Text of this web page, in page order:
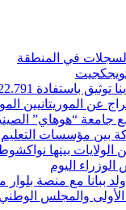
في المنطقة
باستفادة 22.791
عن الموريتانيين
جامعة “هوهاي”
بين مؤسسات التعليم
الولايات بينها
اليوم
ببانا مع منصة بلوار
والمجلس